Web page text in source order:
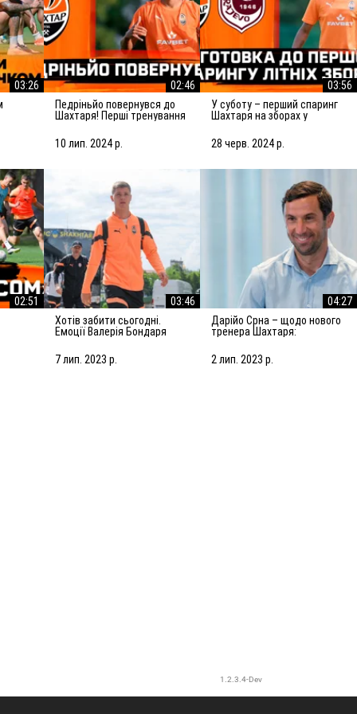
03:26
02:46
Педріньйо повернувся до
Шахтаря! Перші тренування
10 лип. 2024 р.
03:56
У суботу – перший спаринг
Шахтаря на зборах у
матчу із Сараєвом
28 черв. 2024 р.
02:51
03:46
Хотів забити сьогодні.
Емоції Валерія Бондаря
7 лип. 2023 р.
04:27
Дарійо Срна – щодо нового
тренера Шахтаря:
підсилити команду
2 лип. 2023 р.